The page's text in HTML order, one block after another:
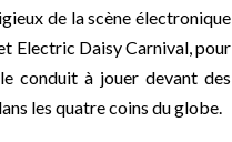
de la scène électronique
Electric Daisy Carnival, pour
le conduit à jouer devant des
les quatre coins du globe.